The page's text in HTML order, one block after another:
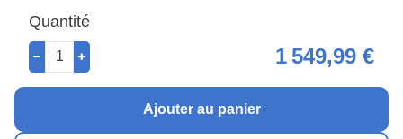
Quantité
1 549,99 €
Ajouter au panier